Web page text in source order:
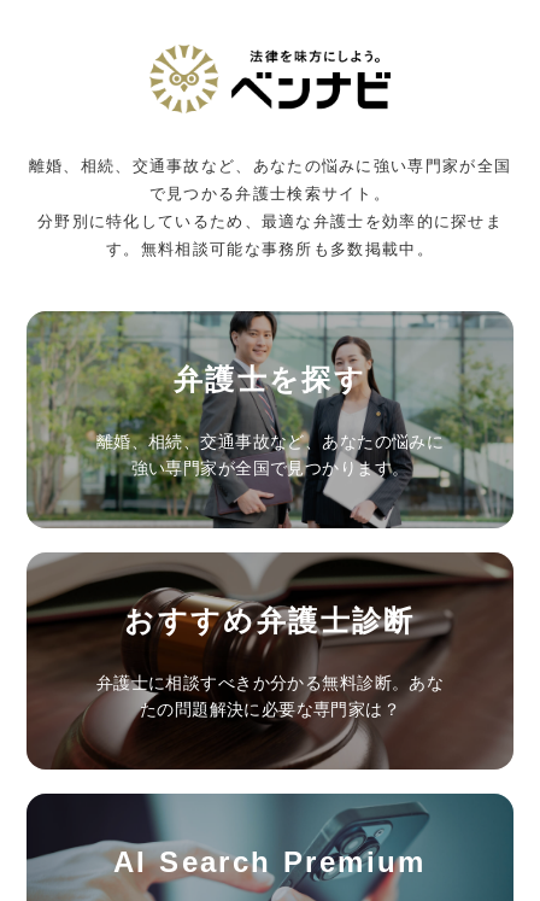
離婚、相続、交通事故など、あなたの悩みに強い専門家が全国
で見つかる弁護士検索サイト。
分野別に特化しているため、最適な弁護士を効率的に探せま
す。無料相談可能な事務所も多数掲載中。
弁護士を探す
離婚、相続、交通事故など、あなたの悩みに
強い専門家が全国で見つかります。
おすすめ弁護士診断
弁護士に相談すべきか分かる無料診断。あな
たの問題解決に必要な専門家は？
AI Search Premium